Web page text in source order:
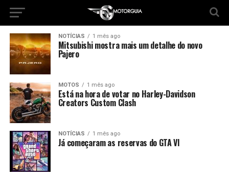
NOTÍCIAS 1 mês ago
Mitsubishi mostra mais um detalhe do novo
Pajero
MOTOS 1 mês ago
Está na hora de votar no Harley-Davidson
Creators Custom Clash
NOTÍCIAS 1 mês ago
Já começaram as reservas do GTA VI